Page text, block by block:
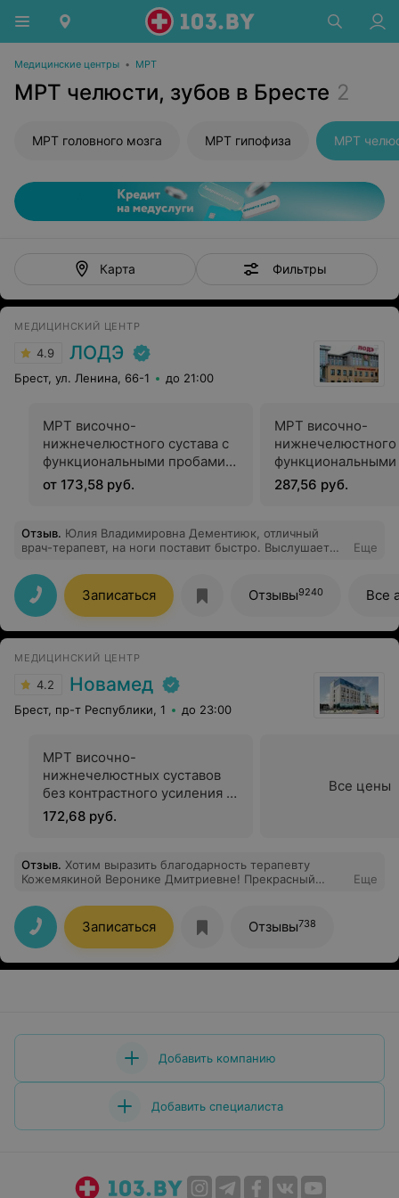
Медицинские центры • МРТ
МРТ челюсти, зубов в Бресте 2
МРТ головного мозга МРТ гипофиза МРТ
Карта Фильтры
МЕДИЦИНСКИЙ ЦЕНТР
4.9 ЛОДЭ
Брест, ул. Ленина, 66-1 до 21:00
МРТ височно-
нижнечелюстного сустава с
функциональными пробами
без контрастного усиления
от 173,58 руб.
МРТ височно-
нижнечелюстного
287,56 руб.
Отзыв. Юлия Владимировна Дементиюк, отличный
врач-терапевт, на ноги поставит быстро. Выслушает
лечение.
Еще
Записаться Отзывы9240 Все
МЕДИЦИНСКИЙ ЦЕНТР
4.2 Новамед
Брест, пр-т Республики, 1 до 23:00
МРТ височно-
нижнечелюстных суставов
без контрастного усиления (в
дневное время)
172,68 руб.
Все цены
Отзыв. Хотим выразить благодарность терапевту
Кожемякиной Веронике Дмитриевне! Прекрасный
корректно. Рекомендуем!
Еще
Записаться Отзывы738
Добавить компанию
Добавить специалиста